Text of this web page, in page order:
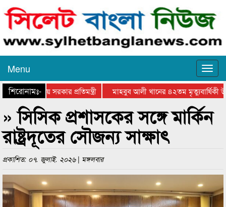
Menu
শিরোনামঃ-
স্থানীয় সরকার প্রতিমন্ত্রী মাহবুব আলী খানের ৪২তম মৃত্যুবার্ষিকী
» সিসিক প্রশাসকের সঙ্গে মার্কিন
রাষ্ট্রদূতের সৌজন্য সাক্ষাৎ
প্রকাশিত: ০৭. জুলাই. ২০২৬ | মঙ্গলবার